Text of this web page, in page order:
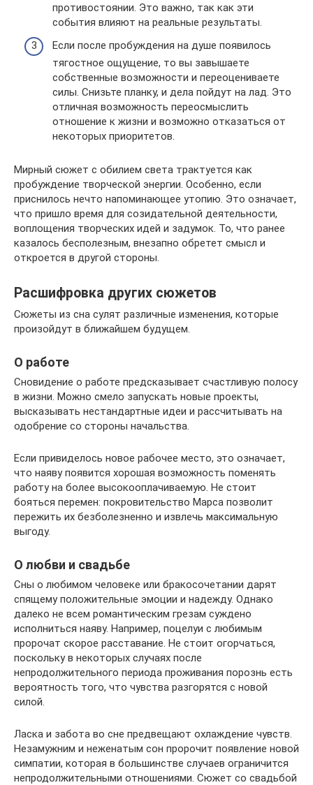
противостоянии. Это важно, так как эти
события влияют на реальные результаты.
Если после пробуждения на душе появилось
тягостное ощущение, то вы завышаете
собственные возможности и переоцениваете
силы. Снизьте планку, и дела пойдут на лад. Это
отличная возможность переосмыслить
отношение к жизни и возможно отказаться от
некоторых приоритетов.
Мирный сюжет с обилием света трактуется как
пробуждение творческой энергии. Особенно, если
приснилось нечто напоминающее утопию. Это означает,
что пришло время для созидательной деятельности,
воплощения творческих идей и задумок. То, что ранее
казалось бесполезным, внезапно обретет смысл и
откроется в другой стороны.
Расшифровка других сюжетов
Сюжеты из сна сулят различные изменения, которые
произойдут в ближайшем будущем.
О работе
Сновидение о работе предсказывает счастливую полосу
в жизни. Можно смело запускать новые проекты,
высказывать нестандартные идеи и рассчитывать на
одобрение со стороны начальства.
Если привиделось новое рабочее место, это означает,
что наяву появится хорошая возможность поменять
работу на более высокооплачиваемую. Не стоит
бояться перемен: покровительство Марса позволит
пережить их безболезненно и извлечь максимальную
выгоду.
О любви и свадьбе
Сны о любимом человеке или бракосочетании дарят
спящему положительные эмоции и надежду. Однако
далеко не всем романтическим грезам суждено
исполниться наяву. Например, поцелуи с любимым
пророчат скорое расставание. Не стоит огорчаться,
поскольку в некоторых случаях после
непродолжительного периода проживания порознь есть
вероятность того, что чувства разгорятся с новой
силой.
Ласка и забота во сне предвещают охлаждение чувств.
Незамужним и неженатым сон пророчит появление новой
симпатии, которая в большинстве случаев ограничится
непродолжительными отношениями. Сюжет со свадьбой